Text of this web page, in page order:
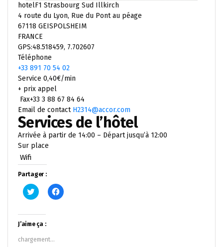
hotelF1 Strasbourg Sud Illkirch
4 route du Lyon, Rue du Pont au péage
67118 GEISPOLSHEIM
FRANCE
GPS:48.518459, 7.702607
Téléphone
+33 891 70 54 02
Service 0,40€/min
+ prix appel
Fax+33 3 88 67 84 64
Email de contact H2314@accor.com
Services de l’hôtel
Arrivée à partir de 14:00 – Départ jusqu’à 12:00
Sur place
Wifi
Partager :
Cliquez
pour
Twitter(ouvre
dans
une
nouvelle
fenêtre)
Cliquez
pour
J’aime ça :
chargement…